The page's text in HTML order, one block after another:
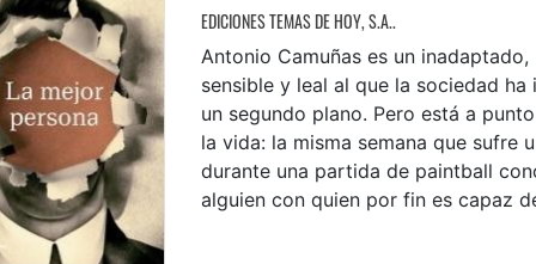
EDICIONES TEMAS DE HOY, S.A..
Antonio Camuñas es un inadaptado,
sensible y leal al que la sociedad ha
un segundo plano. Pero está a
la vida: la misma semana que sufre
durante una partida de paintball
alguien con quien por fin es capaz